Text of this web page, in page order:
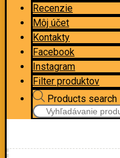
Recenzie
Môj účet
Kontakty
Facebook
Instagram
Filter produktov
Products search